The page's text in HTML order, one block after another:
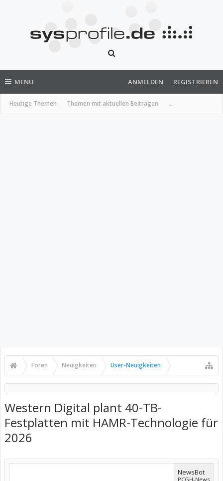
MENU
Heutige Themen Themen mit aktuellen Beiträgen ...
ANMELDEN REGISTRIEREN
Foren Neuigkeiten User-Neuigkeiten
Western Digital plant 40-TB-
Festplatten mit HAMR-Technologie für
2026
NewsBot
PCGH-News